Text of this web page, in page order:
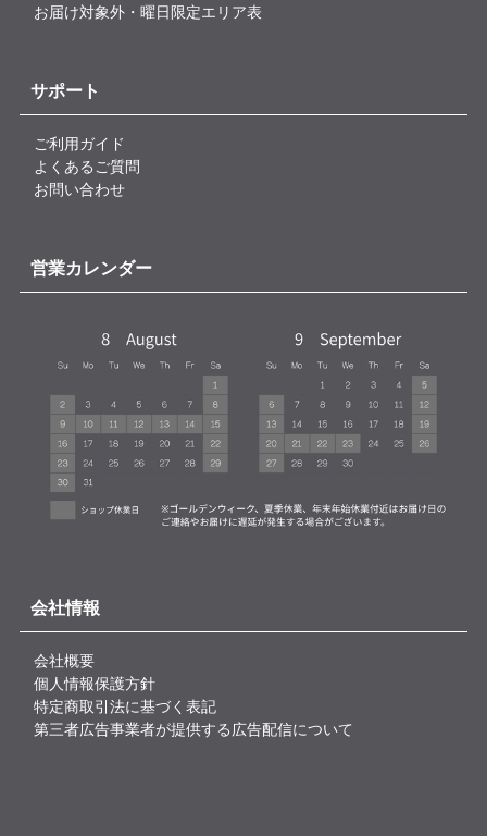
お届け対象外・曜日限定エリア表
サポート
ご利用ガイド
よくあるご質問
お問い合わせ
営業カレンダー
会社情報
会社概要
個人情報保護方針
特定商取引法に基づく表記
第三者広告事業者が提供する広告配信について